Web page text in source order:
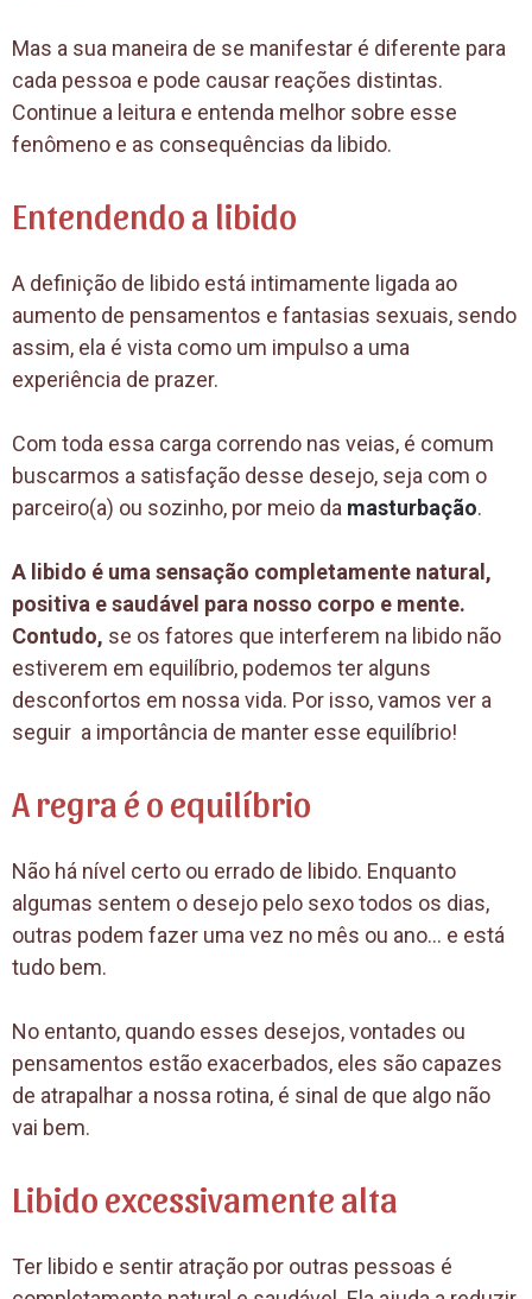
Mas a sua maneira de se manifestar é diferente para
cada pessoa e pode causar reações distintas.
Continue a leitura e entenda melhor sobre esse
fenômeno e as consequências da libido.
Entendendo a libido
A definição de libido está intimamente ligada ao
aumento de pensamentos e fantasias sexuais, sendo
assim, ela é vista como um impulso a uma
experiência de prazer.
Com toda essa carga correndo nas veias, é comum
buscarmos a satisfação desse desejo, seja com o
parceiro(a) ou sozinho, por meio da masturbação.
A libido é uma sensação completamente natural,
positiva e saudável para nosso corpo e mente.
Contudo, se os fatores que interferem na libido não
estiverem em equilíbrio, podemos ter alguns
desconfortos em nossa vida. Por isso, vamos ver a
seguir a importância de manter esse equilíbrio!
A regra é o equilíbrio
Não há nível certo ou errado de libido. Enquanto
algumas sentem o desejo pelo sexo todos os dias,
outras podem fazer uma vez no mês ou ano… e está
tudo bem.
No entanto, quando esses desejos, vontades ou
pensamentos estão exacerbados, eles são capazes
de atrapalhar a nossa rotina, é sinal de que algo não
vai bem.
Libido excessivamente alta
Ter libido e sentir atração por outras pessoas é